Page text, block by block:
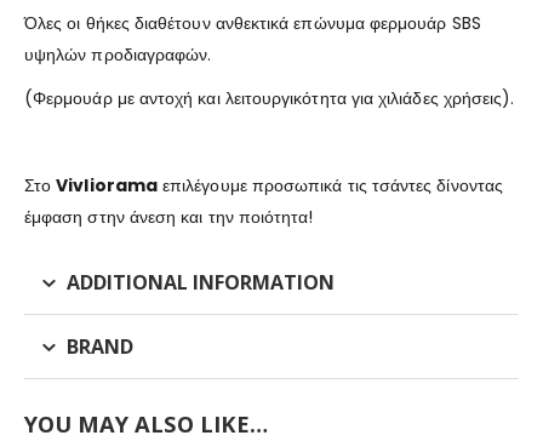
Όλες οι θήκες διαθέτουν ανθεκτικά επώνυμα φερμουάρ SBS
υψηλών προδιαγραφών.
(Φερμουάρ με αντοχή και λειτουργικότητα για χιλιάδες χρήσεις).
ΣτοVivlioramaεπιλέγουμε προσωπικά τις τσάντες δίνοντας
έμφαση στην άνεση και την ποιότητα!
ADDITIONAL INFORMATION
BRAND
YOU MAY ALSO LIKE…